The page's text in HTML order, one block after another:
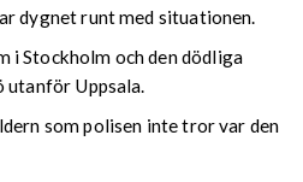
dygnet runt med situationen.
i Stockholm och den dödliga
utanför Uppsala.
som polisen inte tror var den